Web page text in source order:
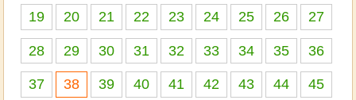
19 20 21 22 23 24 25 26 27
28 29 30 31 32 33 34 35 36
37 38 39 40 41 42 43 44 45